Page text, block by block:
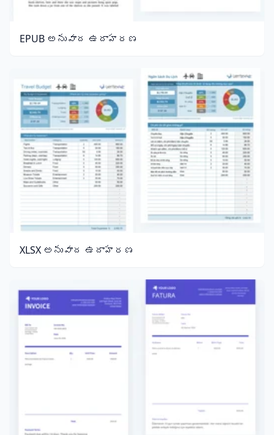
EPUB అనువాద ఉదాహరణ
XLSX అనువాద ఉదాహరణ